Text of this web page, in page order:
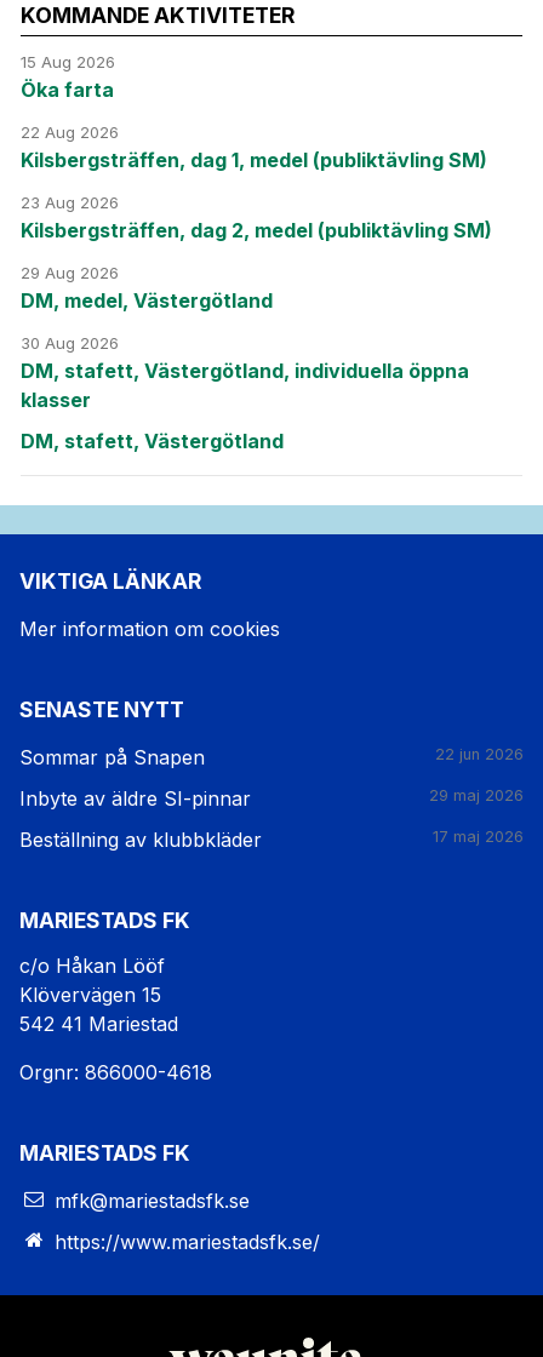
KOMMANDE AKTIVITETER
15 Aug 2026
Öka farta
22 Aug 2026
Kilsbergsträffen, dag 1, medel (publiktävling SM)
23 Aug 2026
Kilsbergsträffen, dag 2, medel (publiktävling SM)
29 Aug 2026
DM, medel, Västergötland
30 Aug 2026
DM, stafett, Västergötland, individuella öppna
klasser
DM, stafett, Västergötland
VIKTIGA LÄNKAR
Mer information om cookies
SENASTE NYTT
Sommar på Snapen 22 jun 2026
Inbyte av äldre SI-pinnar 29 maj 2026
Beställning av klubbkläder 17 maj 2026
MARIESTADS FK
c/o Håkan Lööf
Klövervägen 15
542 41 Mariestad
Orgnr: 866000-4618
MARIESTADS FK
mfk@mariestadsfk.se
https://www.mariestadsfk.se/